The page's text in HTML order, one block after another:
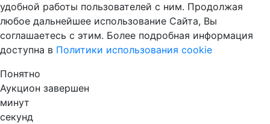
удобной работы пользователей с ним. Продолжая
любое дальнейшее использование Сайта, Вы
соглашаетесь с этим. Более подробная информация
доступна в Политики использования cookie
Понятно
Аукцион завершен
минут
секунд